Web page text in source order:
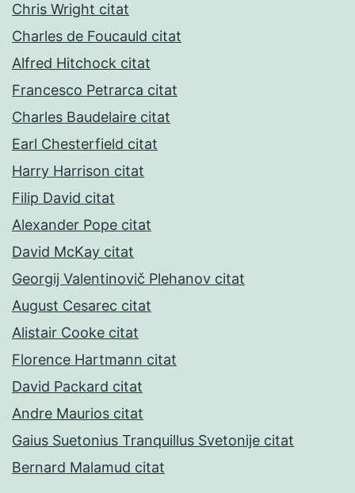
Chris Wright citat
Charles de Foucauld citat
Alfred Hitchock citat
Francesco Petrarca citat
Charles Baudelaire citat
Earl Chesterfield citat
Harry Harrison citat
Filip David citat
Alexander Pope citat
David McKay citat
Georgij Valentinovič Plehanov citat
August Cesarec citat
Alistair Cooke citat
Florence Hartmann citat
David Packard citat
Andre Maurios citat
Gaius Suetonius Tranquillus Svetonije citat
Bernard Malamud citat